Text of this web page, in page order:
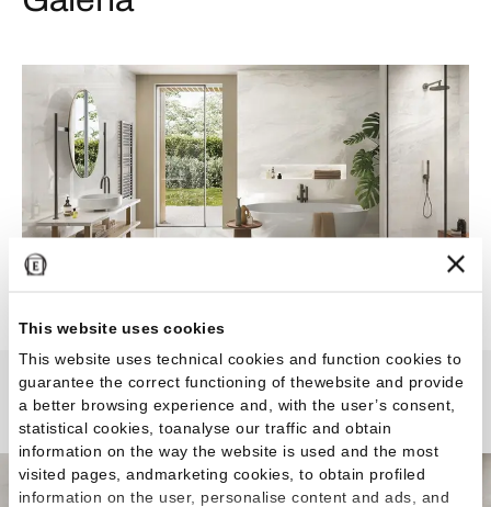
This website uses cookies
This website uses technical cookies and function cookies to
guarantee the correct functioning of thewebsite and provide
a better browsing experience and, with the user’s consent,
statistical cookies, toanalyse our traffic and obtain
information on the way the website is used and the most
visited pages, andmarketing cookies, to obtain profiled
information on the user, personalise content and ads, and
Tele Di Marmo Selection